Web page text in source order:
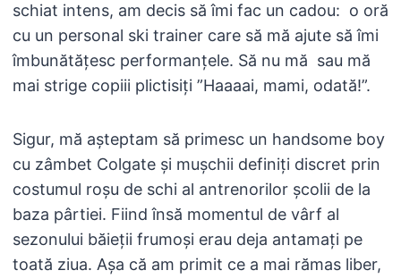
schiat intens, am decis să îmi fac un cadou: o oră
cu un personal ski trainer care să mă ajute să îmi
îmbunătățesc performanțele. Să nu mă sau mă
mai strige copiii plictisiți ”Haaaai, mami, odată!”.
Sigur, mă așteptam să primesc un handsome boy
cu zâmbet Colgate și mușchii definiți discret prin
costumul roșu de schi al antrenorilor școlii de la
baza pârtiei. Fiind însă momentul de vârf al
sezonului băieții frumoși erau deja antamați pe
toată ziua. Așa că am primit ce a mai rămas liber,